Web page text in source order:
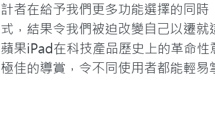
者在給予我們更多功能選擇的同時
，結果令我們被迫改變自己以遷
果iPad在科技產品歷史上的革命
佳的導賞，令不同使用者都能輕